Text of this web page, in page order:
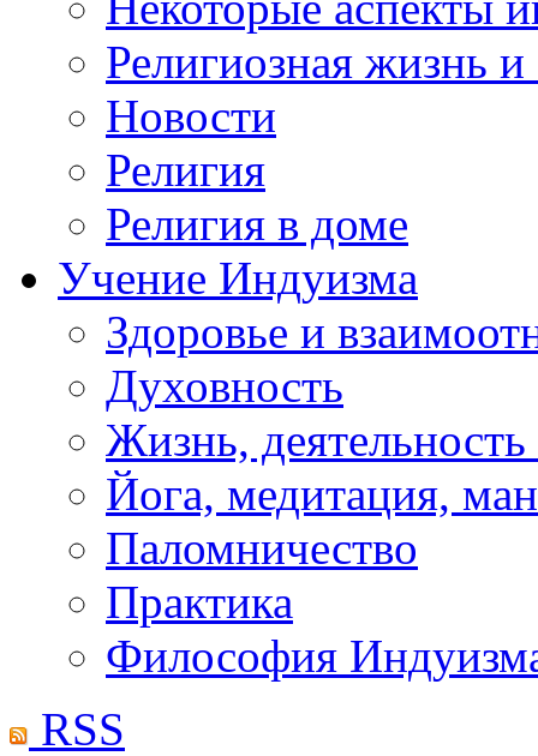
Религиозная жизнь
Новости
Религия
Религия в доме
Учение Индуизма
Здоровье и
Духовность
Жизнь, деятельность
Йога, медитация,
Паломничество
Практика
Философия
RSS